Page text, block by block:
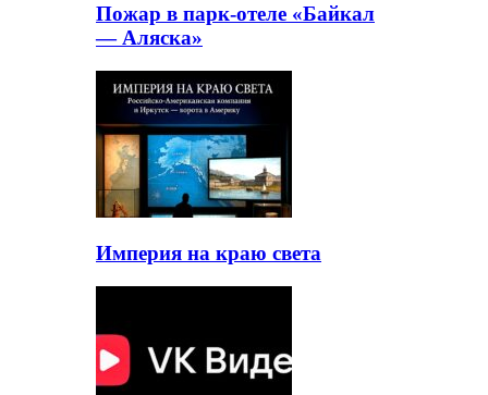
Пожар в парк-отеле «Байкал
— Аляска»
Империя на краю света